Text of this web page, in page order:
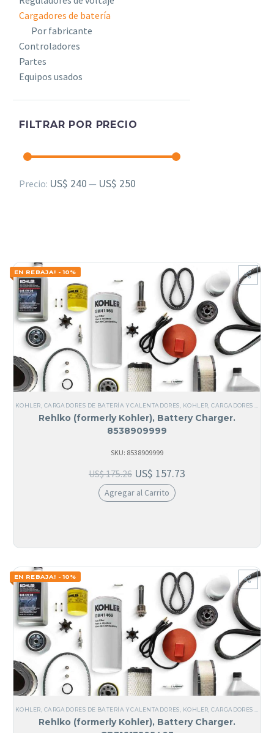
Cargadores de batería
Por fabricante
Controladores
Partes
Equipos usados
FILTRAR POR PRECIO
Precio
Precio
Precio: US$ 240 — US$ 250
EN REBAJA! - 10%
KOHLER CARGADORES DE BATERÍA Y CALENTADORES KOHLER ,CARGADORES DE BATERÍA
Rehlko (formerly Kohler), Battery Charger.
8538909999
SKU: 8538909999
US$175.26 US$ 157.73
Agregar al Carrito
EN REBAJA! - 10%
KOHLER, CARGADORES DE BATERÍA Y CALENTADORES, KOHLER,CARGADORES DE BATERÍA
Rehlko (formerly Kohler), Battery Charger.